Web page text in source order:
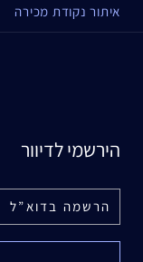
איתור נקודת מכירה
הירשמי לדיוור